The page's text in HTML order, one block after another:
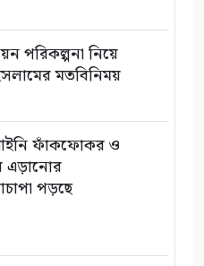
লাইটহাউস
পথপ্রদর্শক
বিষয়ক প্রকল্প
পরিকল্পনা নিয়ে
মতবিনিময়
ফাঁকফোকর ও
এড়ানোর
পড়ছে